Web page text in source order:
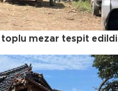
toplu mezar tespit edildi